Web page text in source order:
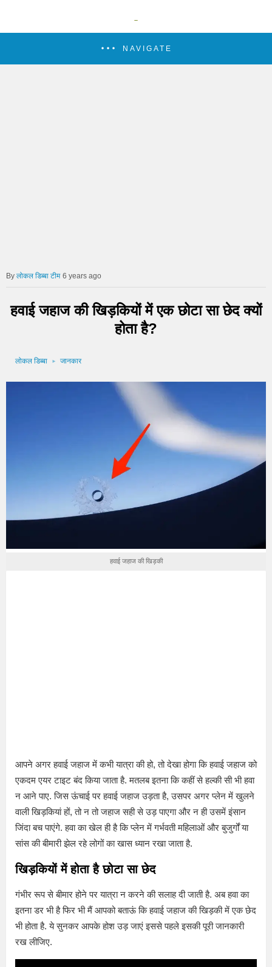
NAVIGATE
लोकल डिब्बा टीम 6 years ago
हवाई जहाज की खिड़कियों में एक छोटा सा छेद क्यों
होता है?
लोकल डिब्बा जानकार
हवाई जहाज की खिड़की
आपने अगर हवाई जहाज में कभी यात्रा की हो, तो देखा होगा कि हवाई जहाज को
एकदम एयर टाइट बंद किया जाता है. मतलब इतना कि कहीं से हल्की सी भी हवा
न आने पाए. जिस ऊंचाई पर हवाई जहाज उड़ता है, उसपर अगर प्लेन में खुलने
वाली खिड़कियां हों, तो न तो जहाज सही से उड़ पाएगा और न ही उसमें इंसान
जिंदा बच पाएंगे. हवा का खेल ही है कि प्लेन में गर्भवती महिलाओं और बुजुर्गों या
सांस की बीमारी झेल रहे लोगों का खास ध्यान रखा जाता है.
खिड़कियों में होता है छोटा सा छेद
गंभीर रूप से बीमार होने पर यात्रा न करने की सलाह दी जाती है. अब हवा का
इतना डर भी है फिर भी मैं आपको बताऊं कि हवाई जहाज की खिड़की में एक छेद
भी होता है. ये सुनकर आपके होश उड़ जाएं इससे पहले इसकी पूरी जानकारी
रख लीजिए.